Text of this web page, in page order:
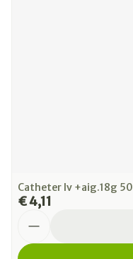
Catheter Iv +aig.18g 50
€ 4,11